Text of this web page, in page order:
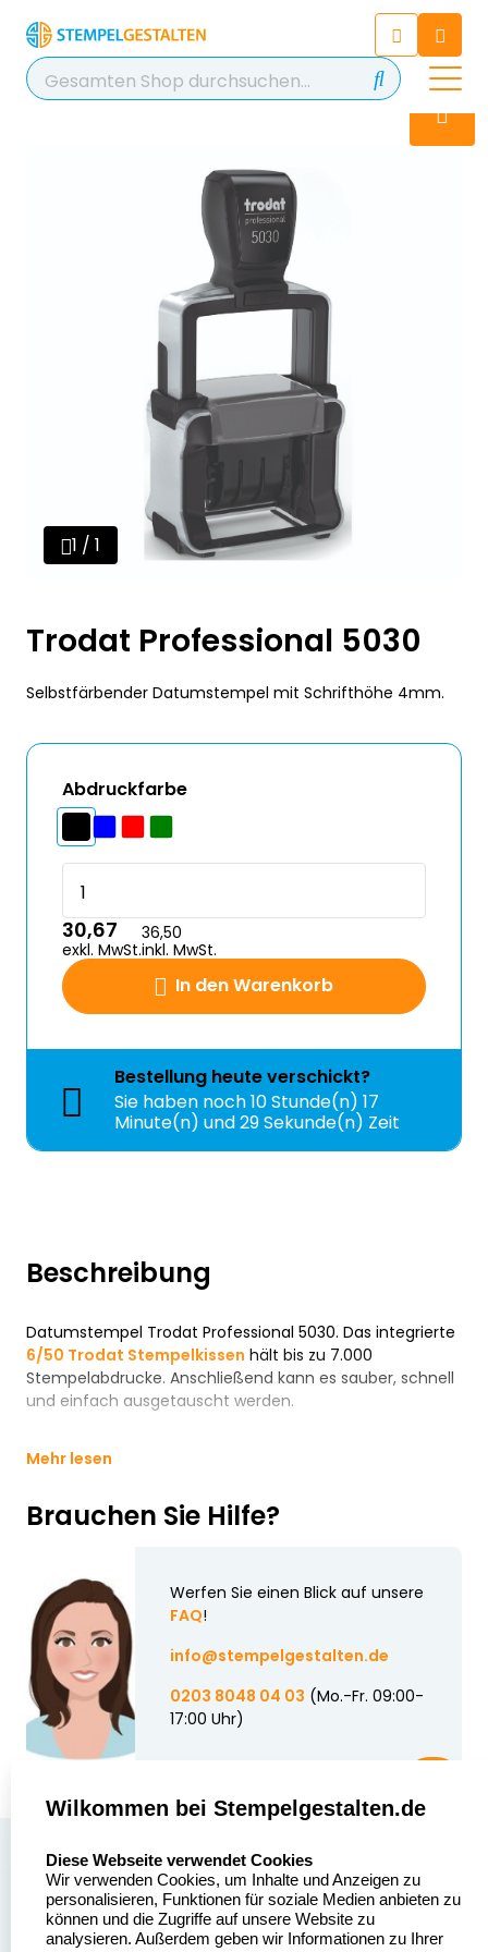
Chatten Sie 24/7 mit unserem
hilfreichen Chatbot
Kontakt
+49 2038 0480 403
Beschreibung
Datumstempel Trodat Professional 5030. Das integrierte
6/50 Trodat Stempelkissen hält bis zu 7.000
Stempelabdrucke. Anschließend kann es sauber, schnell
und einfach ausgetauscht werden.
Mehr lesen
Brauchen Sie Hilfe?
Werfen Sie einen Blick auf unsere
FAQ!
info@stempelgestalten.de
0203 8048 04 03 (Mo.-Fr. 09:00-
17:00 Uhr)
1 / 1
Trodat Professional 5030
Selbstfärbender Datumstempel mit Schrifthöhe 4mm.
Abdruckfarbe
In den Warenkorb
30,67
exkl. MwSt.
36,50
inkl. MwSt.
Bestellung heuteverschickt?
Sie haben noch10 Stunde(n) 17
Minute(n) und 28 Sekunde(n) Zeit
Stempelgestalten.de
Asterlager Straße 97
47228 Duisburg
Über uns
Sitemap
Alle
Wilkommen bei Stempelgestalten.de
Diese Webseite verwendet Cookies
Wir verwenden Cookies, um Inhalte und Anzeigen zu
personalisieren, Funktionen für soziale Medien anbieten zu
können und die Zugriffe auf unsere Website zu
analysieren. Außerdem geben wir Informationen zu Ihrer